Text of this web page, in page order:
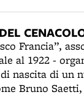
e primo
Francia”,
al 1922 -
di nascita di
Bruno
loro vi sono